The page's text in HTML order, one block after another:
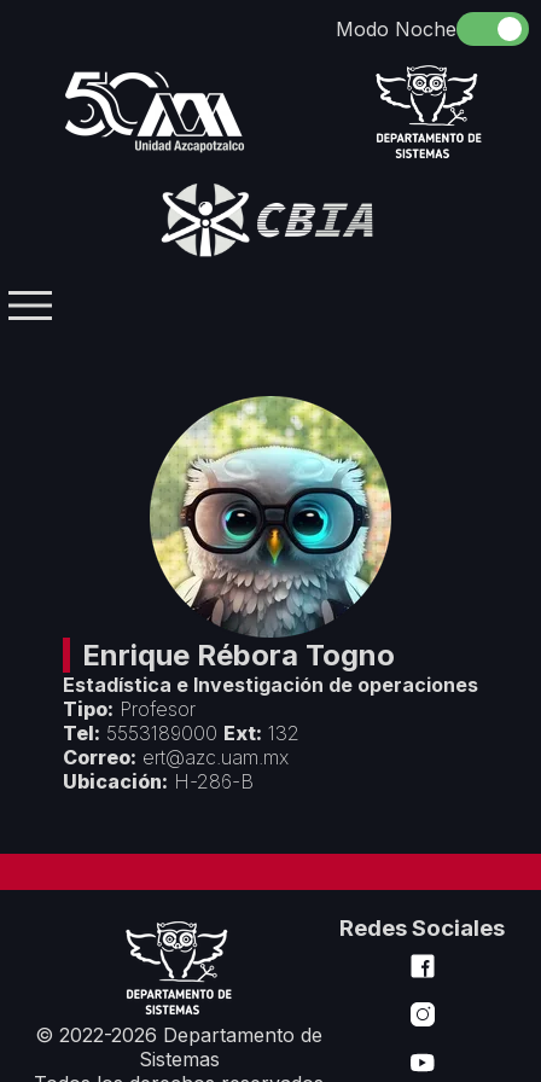
Identidad
Directorio
Contacto
Créditos
Objetivos y Estrategias
Licenciaturas / Posgrados
Grupos Temáticos
Espacios de Docencia
Investigación
Áreas Académicas
Espacios de Investigación
Seminarios y Congresos
Premios y Reconocimientos
Cursos de Actualización
Vinculación
Convenios con Empresas
Colaboración con Universidades
Proyectos Financiados
Servicios
Formatos Departamentales
Enrique Rébora Togno
Estadística e Investigación de operaciones
Tipo: Profesor
Tel: 5553189000 Ext: 132
Correo: ert@azc.uam.mx
Ubicación: H-286-B
© 2022-2026 Departamento de
Sistemas
Redes Sociales